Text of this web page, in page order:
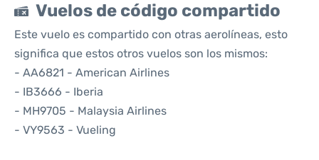
Vuelos de código compartido
Este vuelo es compartido con otras aerolíneas, esto
significa que estos otros vuelos son los mismos:
- AA6821 - American Airlines
- IB3666 - Iberia
- MH9705 - Malaysia Airlines
- VY9563 - Vueling